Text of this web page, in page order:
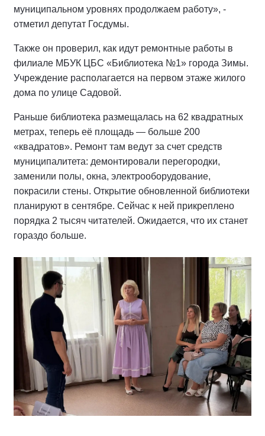
муниципальном уровнях продолжаем работу», -
отметил депутат Госдумы.
Также он проверил, как идут ремонтные работы в
филиале МБУК ЦБС «Библиотека №1» города Зимы.
Учреждение располагается на первом этаже жилого
дома по улице Садовой.
Раньше библиотека размещалась на 62 квадратных
метрах, теперь её площадь — больше 200
«квадратов». Ремонт там ведут за счет средств
муниципалитета: демонтировали перегородки,
заменили полы, окна, электрооборудование,
покрасили стены. Открытие обновленной библиотеки
планируют в сентябре. Сейчас к ней прикреплено
порядка 2 тысяч читателей. Ожидается, что их станет
гораздо больше.